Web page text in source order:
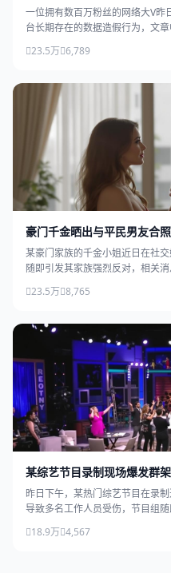
一位拥有数百万粉丝的网络大V
台长期存在的数据造假行为，文
23.5万 6,789
豪门千金晒出与平民男友合
某豪门家族的千金小姐近日在社
随即引发其家族强烈反对，相关消
23.5万 8,765
某综艺节目录制现场爆发群
昨日下午，某热门综艺节目在录
导致多名工作人员受伤，节目组随
18.9万 4,567